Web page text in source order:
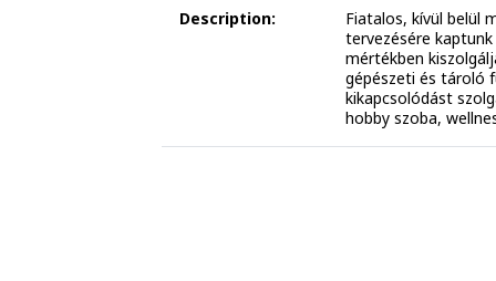
Description:
Fiatalos, kívül belül
tervezésére
mértékben
gépészeti és tároló
kikapcsolódást
hobby szoba,